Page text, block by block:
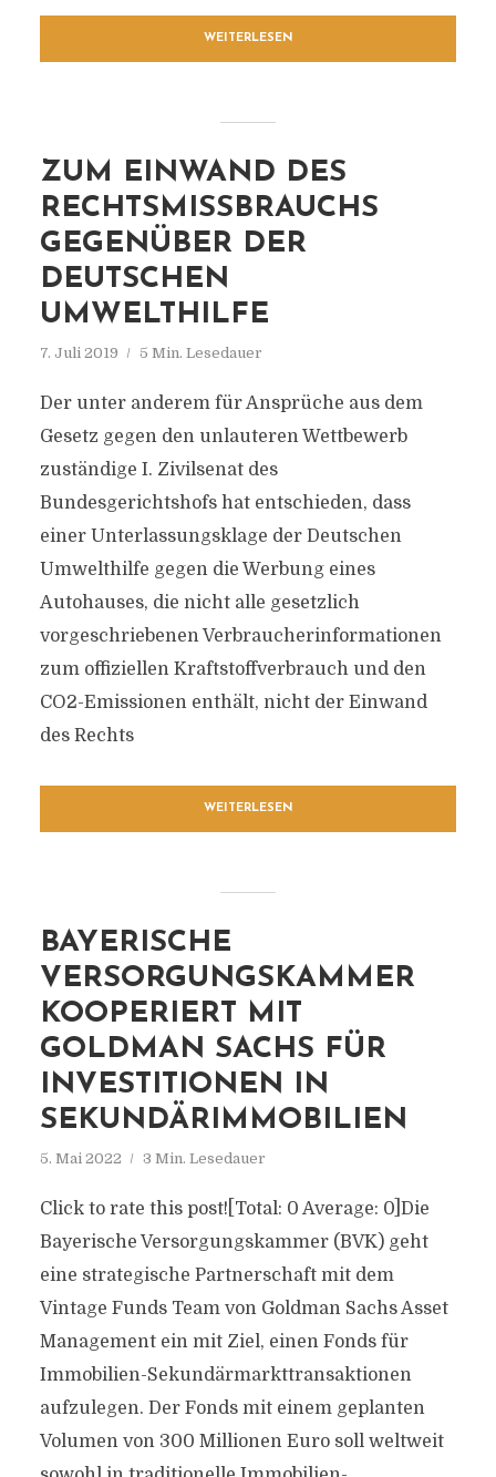
WEITERLESEN
ZUM EINWAND DES
RECHTSMISSBRAUCHS
GEGENÜBER DER
DEUTSCHEN
UMWELTHILFE
7. Juli 2019 5 Min. Lesedauer
Der unter anderem für Ansprüche aus dem
Gesetz gegen den unlauteren Wettbewerb
zuständige I. Zivilsenat des
Bundesgerichtshofs hat entschieden, dass
einer Unterlassungsklage der Deutschen
Umwelthilfe gegen die Werbung eines
Autohauses, die nicht alle gesetzlich
vorgeschriebenen Verbraucherinformationen
zum offiziellen Kraftstoffverbrauch und den
CO2-Emissionen enthält, nicht der Einwand
des Rechts
WEITERLESEN
BAYERISCHE
VERSORGUNGSKAMMER
KOOPERIERT MIT
GOLDMAN SACHS FÜR
INVESTITIONEN IN
SEKUNDÄRIMMOBILIEN
5. Mai 2022 3 Min. Lesedauer
Click to rate this post![Total: 0 Average: 0]Die
Bayerische Versorgungskammer (BVK) geht
eine strategische Partnerschaft mit dem
Vintage Funds Team von Goldman Sachs Asset
Management ein mit Ziel, einen Fonds für
Immobilien-Sekundärmarkttransaktionen
aufzulegen. Der Fonds mit einem geplanten
Volumen von 300 Millionen Euro soll weltweit